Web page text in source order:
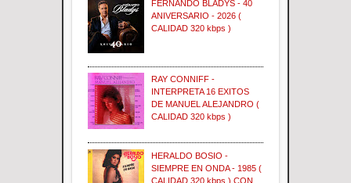
FERNANDO BLADYS - 40
ANIVERSARIO - 2026 (
CALIDAD 320 kbps )
RAY CONNIFF -
INTERPRETA 16 EXITOS
DE MANUEL ALEJANDRO (
CALIDAD 320 kbps )
HERALDO BOSIO -
SIEMPRE EN ONDA - 1985 (
CALIDAD 320 kbps ) CON